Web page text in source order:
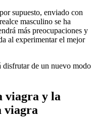
supuesto, enviado con
masculino se ha
más preocupaciones y
al experimentar el mejor
disfrutar de un nuevo modo
viagra y la
viagra